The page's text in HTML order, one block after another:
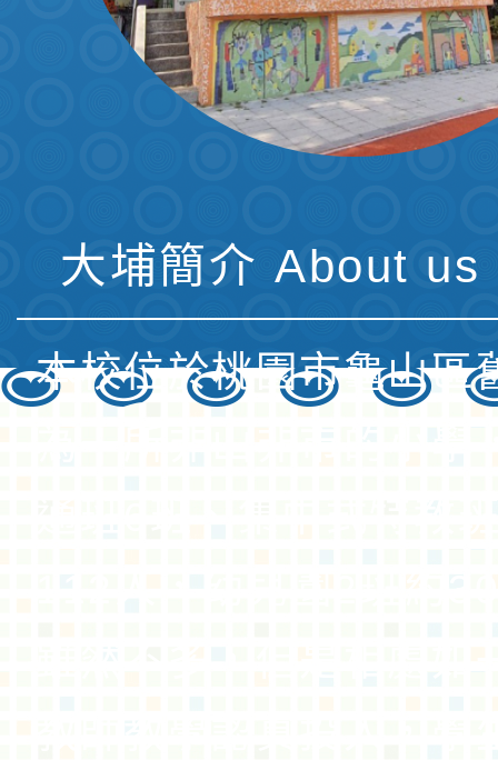
大埔簡介 About us
本校位於桃園市龜山區